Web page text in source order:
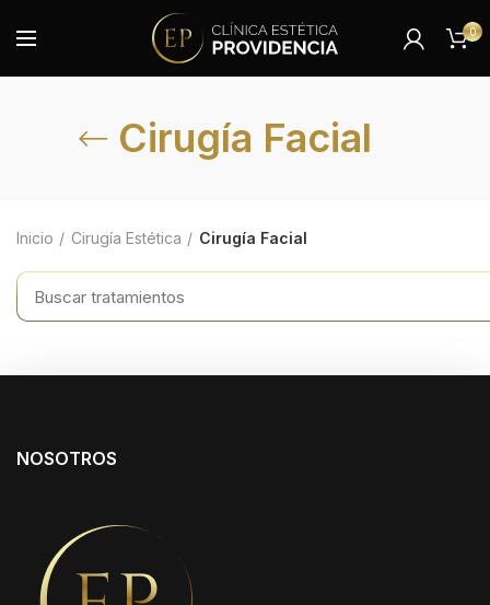
0
Cirugía Facial
Inicio Cirugía Estética Cirugía Facial
NOSOTROS